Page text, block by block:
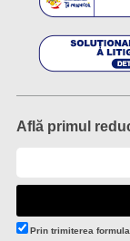
Află primul
Prin trimiterea